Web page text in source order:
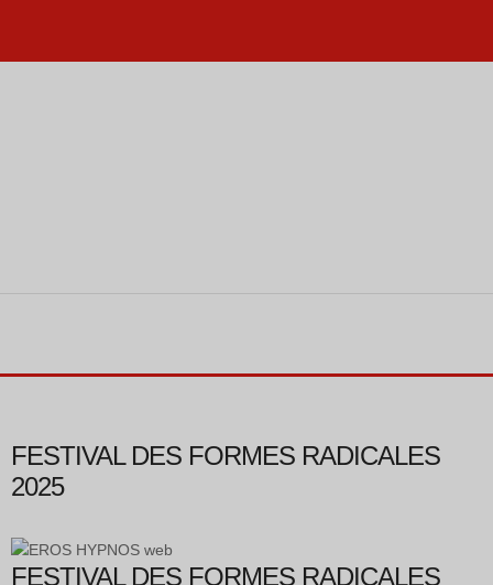
FESTIVAL DES FORMES RADICALES
2025
FESTIVAL DES FORMES RADICALES